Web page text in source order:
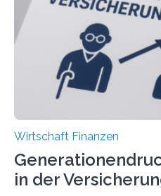
Wirtschaft Finanzen
in der